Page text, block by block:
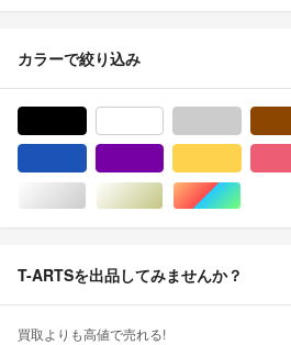
カラーで絞り込み
シルバー/銀色系ゴールド/金色系マルチ
T-ARTSを出品してみませんか？
買取よりも高値で売れる!